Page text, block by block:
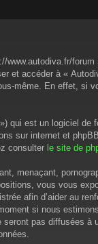
et accéder à «
même. En effet,
qui est un logiciel de
sur internet et
consulter le site de
menaçant,
vous vous
afin d’aider au
si nous
pas diffusées